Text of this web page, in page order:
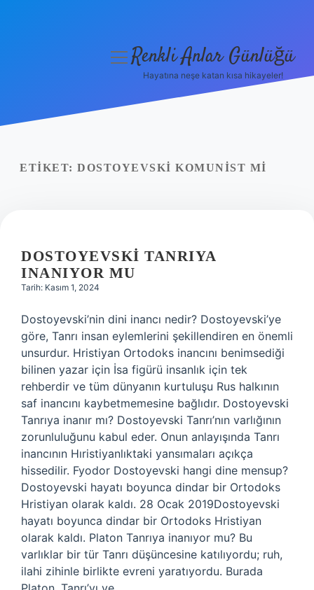
Yasal Uyarı
menüyüRenkli Anlar Günlüğü
Hayatına neşe katan kısa hikayeler!
ETIKET: DOSTOYEVSKI KOMUNIST MI
DOSTOYEVSKI TANRIYA
INANIYOR MU
Tarih: Kasım 1, 2024
Dostoyevski’nin dini inancı nedir? Dostoyevski’ye
göre, Tanrı insan eylemlerini şekillendiren en önemli
unsurdur. Hristiyan Ortodoks inancını benimsediği
bilinen yazar için İsa figürü insanlık için tek
rehberdir ve tüm dünyanın kurtuluşu Rus halkının
saf inancını kaybetmemesine bağlıdır. Dostoyevski
Tanrıya inanır mı? Dostoyevski Tanrı’nın varlığının
zorunluluğunu kabul eder. Onun anlayışında Tanrı
inancının Hıristiyanlıktaki yansımaları açıkça
hissedilir. Fyodor Dostoyevski hangi dine mensup?
Dostoyevski hayatı boyunca dindar bir Ortodoks
Hristiyan olarak kaldı. 28 Ocak 2019Dostoyevski
hayatı boyunca dindar bir Ortodoks Hristiyan
olarak kaldı. Platon Tanrıya inanıyor mu? Bu
varlıklar bir tür Tanrı düşüncesine katılıyordu; ruh,
ilahi zihinle birlikte evreni yaratıyordu. Burada